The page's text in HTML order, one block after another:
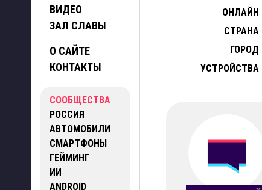
ВИДЕО
ЗАЛ СЛАВЫ
О САЙТЕ
КОНТАКТЫ
СООБЩЕСТВА
РОССИЯ
АВТОМОБИЛИ
СМАРТФОНЫ
ГЕЙМИНГ
ИИ
ANDROID
ОНЛАЙН
СТРАНА
ГОРОД
УСТРОЙСТВА